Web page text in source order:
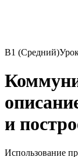
B1 (Средний)
и
Использование